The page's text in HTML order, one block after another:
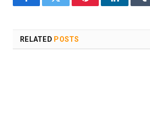
FacebookTwitter PinterestLinkedIn
RELATED POSTS